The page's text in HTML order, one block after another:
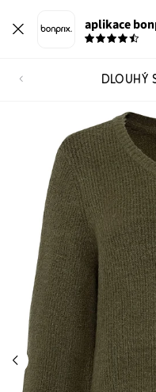
aplikace
DLOUHÝ